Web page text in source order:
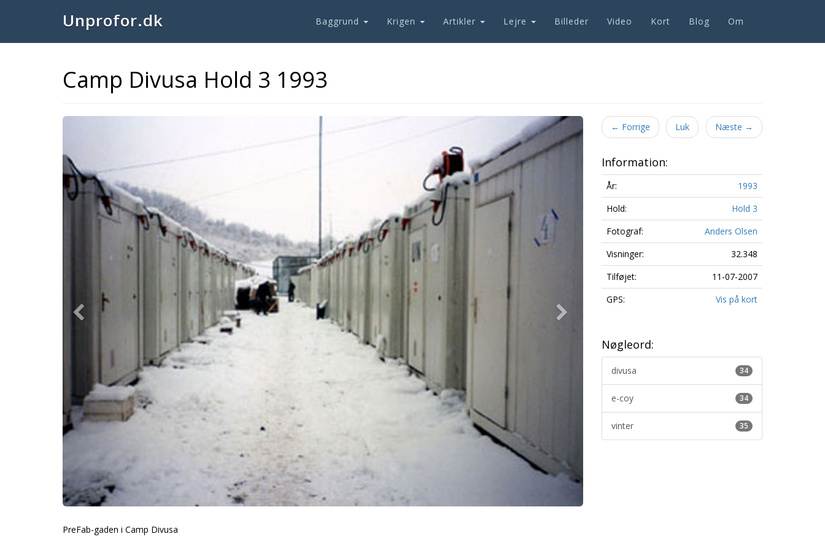
Unprofor.dk Baggrund Krigen Artikler Lejre Billeder Video Kort Blog Om
Camp Divusa Hold 3 1993
Previous Next
PreFab-gaden i Camp Divusa
← Forrige Luk Næste →
Information:
År:
1993
Hold:
Hold 3
Fotograf:
Anders Olsen
Visninger:
32.348
Tilføjet:
11-07-2007
GPS:
Vis på kort
Nøgleord:
34
divusa
34
e-coy
35
vinter